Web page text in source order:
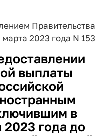
Правительства
марта 2023 года N 153
выплаты
в
2023 года до